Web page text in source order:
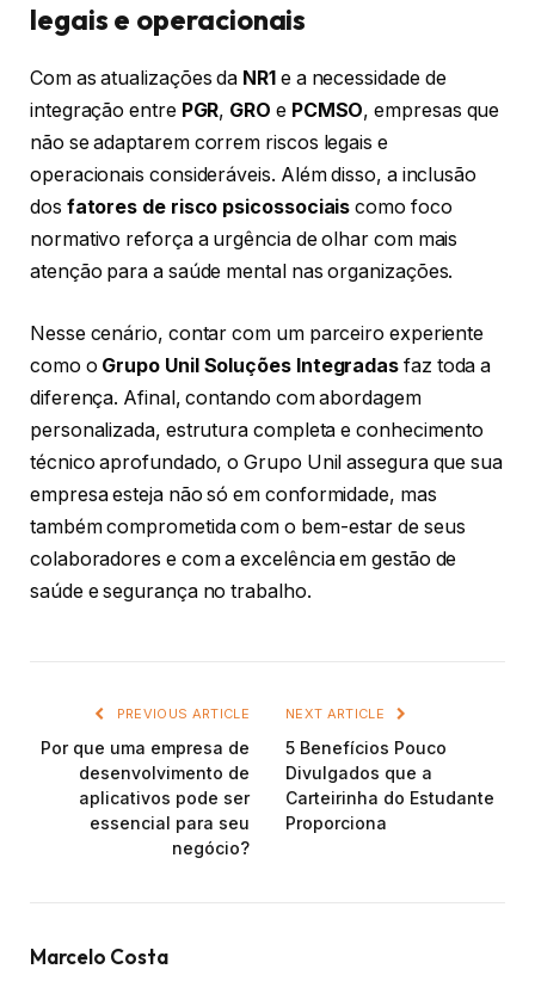
legais e operacionais
Com as atualizações da NR1e a necessidade de
integração entre PGR, GRO e PCMSO, empresas que
não se adaptarem correm riscos legais e
operacionais consideráveis. Além disso, a inclusão
dos fatores de risco psicossociais como foco
normativo reforça a urgência de olhar com mais
atenção para a saúde mental nas organizações.
Nesse cenário, contar com um parceiro experiente
como o Grupo Unil Soluções Integradas faz toda a
diferença. Afinal, contando com abordagem
personalizada, estrutura completa e conhecimento
técnico aprofundado, o Grupo Unil assegura que sua
empresa esteja não só em conformidade, mas
também comprometida com o bem-estar de seus
colaboradores e com a excelência em gestão de
saúde e segurança no trabalho.
PREVIOUS ARTICLE
Por que uma empresa de
desenvolvimento de
aplicativos pode ser
essencial para seu
negócio?
NEXT ARTICLE
5 Benefícios Pouco
Divulgados que a
Carteirinha do Estudante
Proporciona
Marcelo Costa